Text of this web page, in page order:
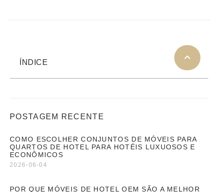
ÍNDICE
POSTAGEM RECENTE
COMO ESCOLHER CONJUNTOS DE MÓVEIS PARA
QUARTOS DE HOTEL PARA HOTÉIS LUXUOSOS E
ECONÔMICOS
2026-06-04
POR QUE MÓVEIS DE HOTEL OEM SÃO A MELHOR